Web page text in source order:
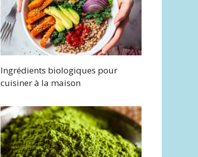
Ingrédients biologiques pour
cuisiner à la maison